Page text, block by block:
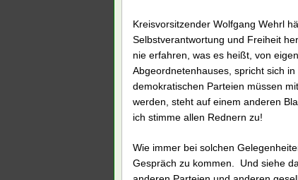
Kreisvorsitzender Wolfgang Wehrl
Selbstverantwortung und Freiheit
nie erfahren, was es heißt, von
Abgeordnetenhauses, spricht sich
demokratischen Parteien müssen
werden, steht auf einem anderen
ich stimme allen Rednern zu!
Wie immer bei solchen
Gespräch zu kommen. Und siehe